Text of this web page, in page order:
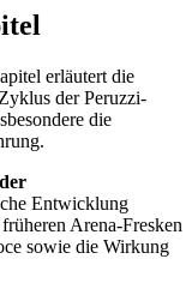
erläutert die
der Peruzzi-
die
Entwicklung
Arena-Fresken
sowie die Wirkung